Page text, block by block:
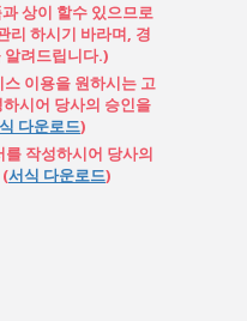
상이 할수 있으므로
리 하시기 바라며, 경
려드립니다.)
이용을 원하시는 고
시어 당사의 승인을
다운로드)
작성하시어 당사의
(서식 다운로드)